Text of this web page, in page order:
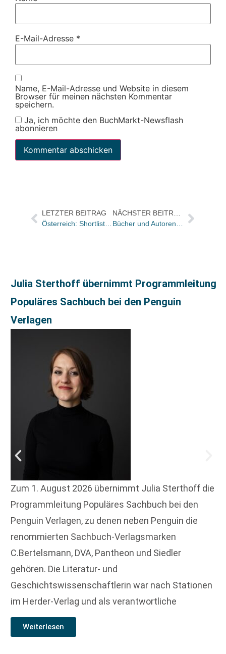
E-Mail-Adresse *
Name, E-Mail-Adresse und Website in diesem
Browser für meinen nächsten Kommentar
speichern.
Ja, ich möchte den BuchMarkt-Newsflash
abonnieren
LETZTER BEITRAG
Österreich: Shortlist für Wissenschaftsbuch des Jahres steht fest / Leser können abstimmen
NÄCHSTER BEITRAG
Bücher und Autoren heute in den Feuilletons – und wenig Freude an Kehlmann-Verfilmung
Julia Sterthoff übernimmt Programmleitung
Populäres Sachbuch bei den Penguin
Verlagen
Zum 1. August 2026 übernimmt Julia Sterthoff die
Programmleitung Populäres Sachbuch bei den
Penguin Verlagen, zu denen neben Penguin die
renommierten Sachbuch-Verlagsmarken
C.Bertelsmann, DVA, Pantheon und Siedler
gehören. Die Literatur- und
Geschichtswissenschaftlerin war nach Stationen
im Herder-Verlag und als verantwortliche
Weiterlesen